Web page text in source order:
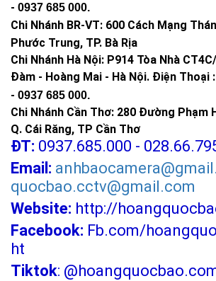
- 0937 685 000.
Chi Nhánh BR-VT: 600 Cách Mạng
Phước Trung, TP. Bà Rịa
Chi Nhánh Hà Nội: P914 Tòa Nhà
Đàm - Hoàng Mai - Hà Nội. Điện Thoại
- 0937 685 000.
Chi Nhánh Cần Thơ: 280 Đường Phạm
Q. Cái Răng, TP Cần Thơ
ĐT: 0937.685.000 -
Email:
quocbao.cctv@gmail.com
Website: http://
Facebook: Fb.com/
ht
Tiktok: